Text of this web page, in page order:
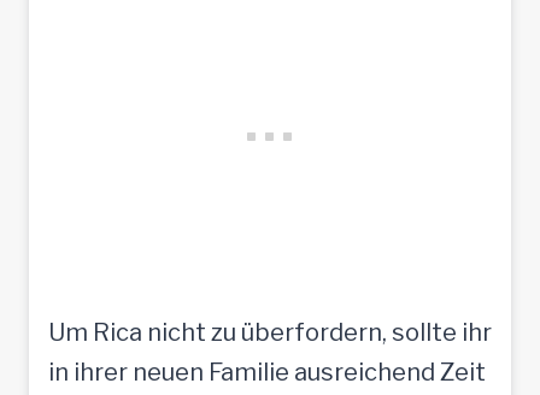
Um Rica nicht zu überfordern, sollte ihr
in ihrer neuen Familie ausreichend Zeit